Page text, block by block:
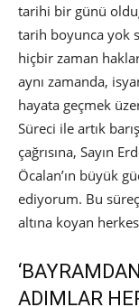
tarihi bir günü
tarih boyunca yok
hiçbir zaman
aynı zamanda,
hayata geçmek
Süreci ile artık
çağrısına, Sayın
Öcalan’ın büyük
ediyorum. Bu
altına koyan
ADIMLAR